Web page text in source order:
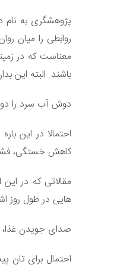
پژوهشگری به نام
روابطی را میان
معناست که در
باشند. البته این
دوش آب سرد را
احتمالا در این
کاهش خستگی،
مقالاتی که در
هایی در طول روز
صدای جویدن غذا،
احتمال برای تان